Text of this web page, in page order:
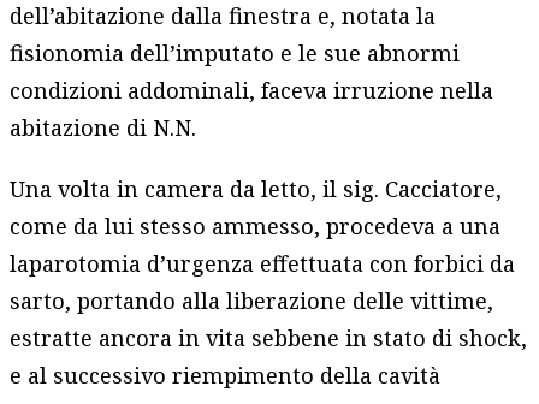
dell’abitazione dalla finestra e, notata la
fisionomia dell’imputato e le sue abnormi
condizioni addominali, faceva irruzione nella
abitazione di N.N.
Una volta in camera da letto, il sig. Cacciatore,
come da lui stesso ammesso, procedeva a una
laparotomia d’urgenza effettuata con forbici da
sarto, portando alla liberazione delle vittime,
estratte ancora in vita sebbene in stato di shock,
e al successivo riempimento della cavità